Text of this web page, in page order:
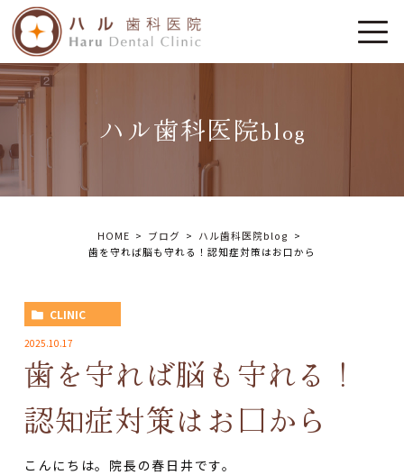
ハル歯科医院blog
HOME ブログ
ハル歯科医院blog
歯を守れば脳も守れる！認知症対策はお口から
CLINIC
2025.10.17
歯を守れば脳も守れる！
認知症対策はお口から
こんにちは。院長の春日井です。